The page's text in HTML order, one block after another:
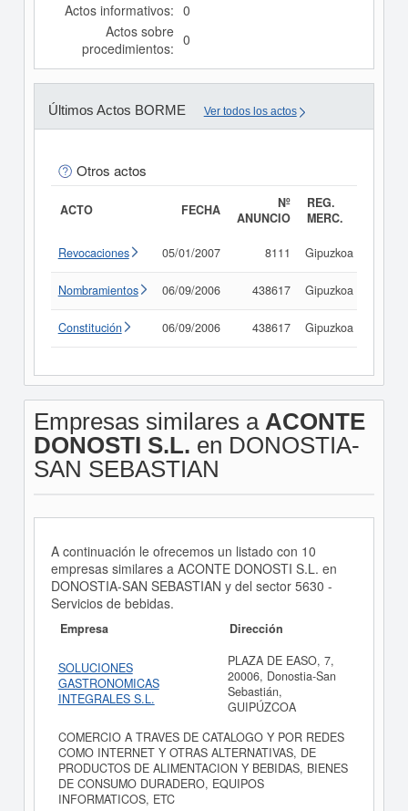
Actos informativos: 0
Actos sobre
procedimientos: 0
Últimos Actos BORME Ver todos los actos
Otros actos
ACTO FECHA
Nº
ANUNCIO
REG.
MERC.
Revocaciones 05/01/2007 8111 Gipuzkoa
Nombramientos 06/09/2006 438617 Gipuzkoa
Constitución 06/09/2006 438617 Gipuzkoa
Empresas similares a ACONTE
DONOSTI S.L. en DONOSTIA-
SAN SEBASTIAN
A continuación le ofrecemos un listado con 10
empresas similares a ACONTE DONOSTI S.L. en
DONOSTIA-SAN SEBASTIAN y del sector 5630 -
Servicios de bebidas.
Empresa Dirección
SOLUCIONES
GASTRONOMICAS
INTEGRALES S.L.
PLAZA DE EASO, 7,
20006, Donostia-San
Sebastián,
GUIPÚZCOA
COMERCIO A TRAVES DE CATALOGO Y POR REDES
COMO INTERNET Y OTRAS ALTERNATIVAS, DE
PRODUCTOS DE ALIMENTACION Y BEBIDAS, BIENES
DE CONSUMO DURADERO, EQUIPOS
INFORMATICOS, ETC